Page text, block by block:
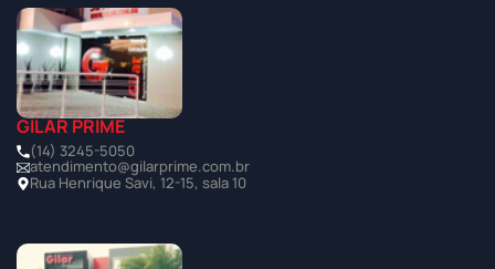
GILAR PRIME
(14) 3245-5050
atendimento@gilarprime.com.br
Rua Henrique Savi, 12-15, sala 10